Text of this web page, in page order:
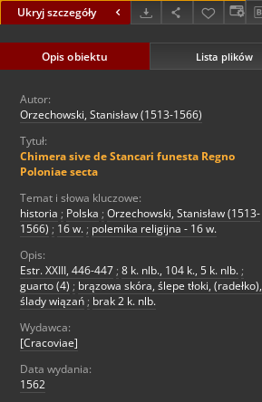
Ukryj szczegóły
Opis obiektu Lista plików
Autor:
Orzechowski, Stanisław (1513-1566)
Tytuł:
Chimera sive de Stancari funesta Regno
Poloniae secta
Temat i słowa kluczowe:
historia ; Polska ; Orzechowski, Stanisław (1513-
1566) ; 16 w. ; polemika religijna - 16 w.
Opis:
Estr. XXIII, 446-447 ; 8 k. nlb., 104 k., 5 k. nlb. ;
guarto (4) ; brązowa skóra, ślepe tłoki, (radełko),
ślady wiązań ; brak 2 k. nlb.
Wydawca:
[Cracoviae]
Data wydania:
1562